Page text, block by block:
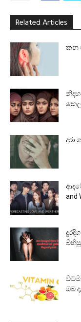
Related Articles
කන
දරා
and
ඔබ